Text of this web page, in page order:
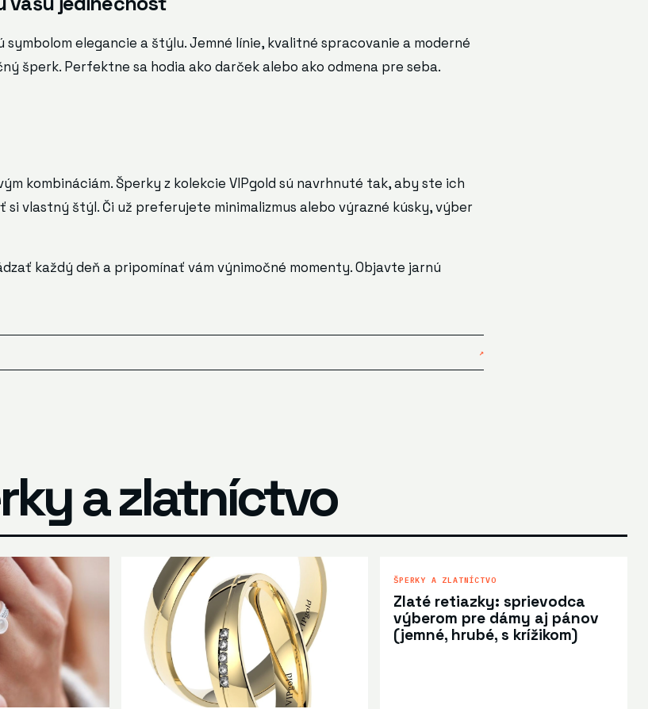
symbolom elegancie a štýlu. Jemné línie, kvalitné spracovanie a moderné
šperk. Perfektne sa hodia ako darček alebo ako odmena pre seba.
kombináciám. Šperky z kolekcie VIPgold sú navrhnuté tak, aby ste ich
vlastný štýl. Či už preferujete minimalizmus alebo výrazné kúsky, výber
každý deň a pripomínať vám výnimočné momenty. Objavte jarnú
↗
a zlatníctvo
ŠPERKY A ZLATNÍCTVO
Zlaté retiazky: sprievodca
výberom pre dámy aj pánov
(jemné, hrubé, s krížikom)